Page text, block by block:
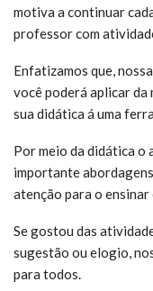
motiva a continuar
professor com
Enfatizamos que,
você poderá aplicar
sua didática á uma
Por meio da didática o
importante
atenção para o ensinar
Se gostou das
sugestão ou elogio,
para todos.